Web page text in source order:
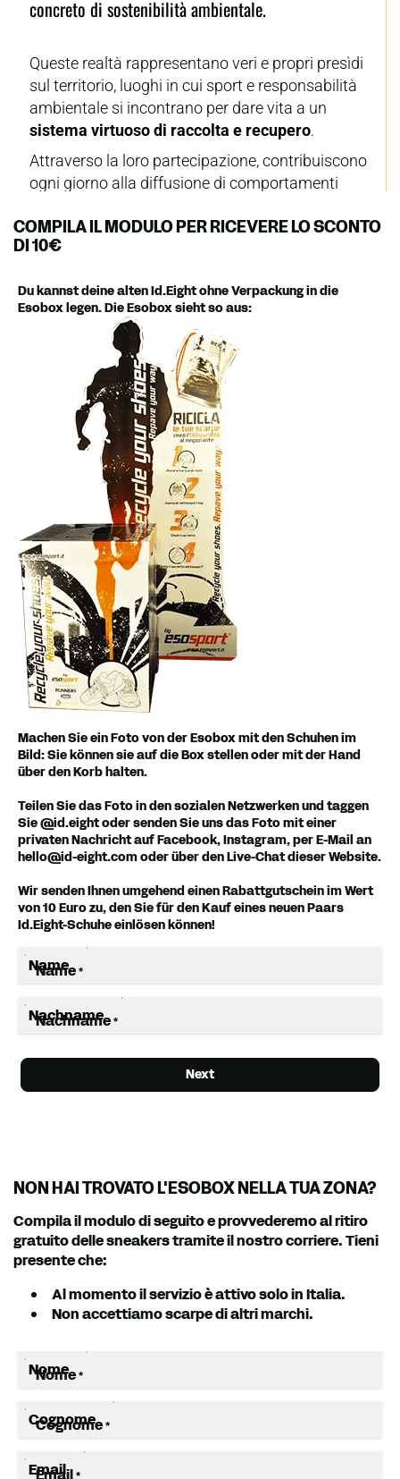
COMPILA IL MODULO PER RICEVERE LO SCONTO
DI 10€
Du kannst deine alten Id.Eight ohne Verpackung in die
Esobox legen. Die Esobox sieht so aus:
Machen Sie ein Foto von der Esobox mit den Schuhen im
Bild: Sie können sie auf die Box stellen oder mit der Hand
über den Korb halten.
Teilen Sie das Foto in den sozialen Netzwerken und taggen
Sie @id.eight oder senden Sie uns das Foto mit einer
privaten Nachricht auf Facebook, Instagram, per E-Mail an
hello@id-eight.com oder über den Live-Chat dieser Website.
Wir senden Ihnen umgehend einen Rabattgutschein im Wert
von 10 Euro zu, den Sie für den Kauf eines neuen Paars
Id.Eight-Schuhe einlösen können!
Name*
Nachname*
Next
NON HAI TROVATO L'ESOBOX NELLA TUA ZONA?
Compila il modulo di seguito e provvederemo al ritiro
gratuito delle sneakers tramite il nostro corriere. Tieni
presente che:
Al momento il servizio è attivo solo in Italia.
Non accettiamo scarpe di altri marchi.
Nome*
Cognome*